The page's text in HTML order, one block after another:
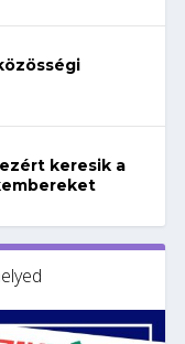
keresik a